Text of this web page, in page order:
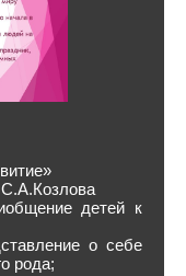
детей к
о себе
рода;